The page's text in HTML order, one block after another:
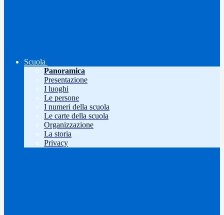
Scuola
Panoramica
Presentazione
I luoghi
Le persone
I numeri della scuola
Le carte della scuola
Organizzazione
La storia
Privacy